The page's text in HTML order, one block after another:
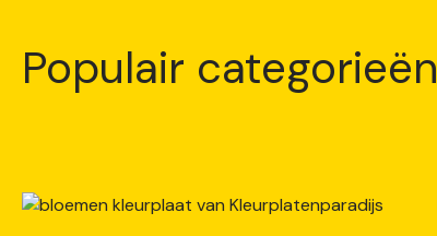
Populair categorieën